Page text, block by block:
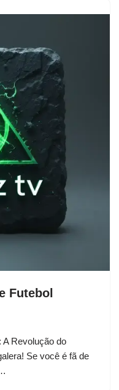
Futebol
A Revolução do
Se você é fã de